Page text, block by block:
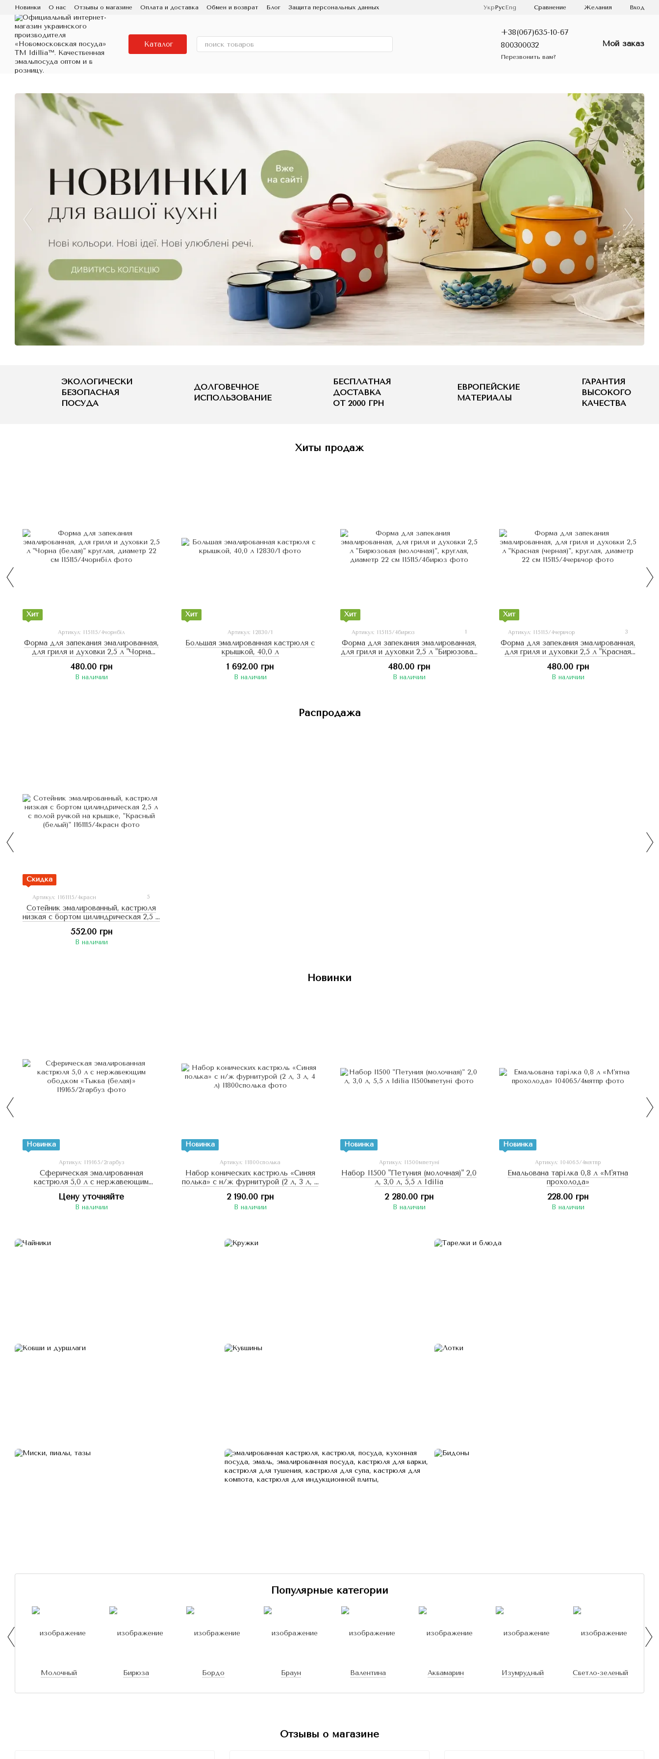
Перейти к основному контенту
Новинки О нас Отзывы о магазине Оплата и доставка Обмен и возврат Блог
Защита персональных данных
Пользовательское соглашение
Про бренд IDILIA, завод Новомосковский посуд
УкрРусEng Сравнение Желания Вход
Каталог
+38(067)635-10-67
800300032
Перезвонить вам?
Мой заказ
ЭКОЛОГИЧЕСКИ
БЕЗОПАСНАЯ
ПОСУДА
ДОЛГОВЕЧНОЕ
ИСПОЛЬЗОВАНИЕ
БЕСПЛАТНАЯ
ДОСТАВКА
ОТ 2000 ГРН
ЕВРОПЕЙСКИЕ
МАТЕРИАЛЫ
ГАРАНТИЯ
ВЫСОКОГО
КАЧЕСТВА
Хиты продаж
Хит
Артикул: I15115/4чорнбіл
Форма для запекания эмалированная,
для гриля и духовки 2,5 л "Чорна
480.00 грн
В наличии
Хит
Артикул: I2830/1
Большая эмалированная кастрюля с
крышкой, 40,0 л
1 692.00 грн
В наличии
Хит
Артикул: I15115/4бирюз 1
Форма для запекания эмалированная,
для гриля и духовки 2,5 л "Бирюзовая
480.00 грн
В наличии
Хит
Артикул: I15115/4червчор 3
Форма для запекания эмалированная,
для гриля и духовки 2,5 л "Красная
480.00 грн
В наличии
Распродажа
Скидка
Артикул: I161115/4красн 5
Сотейник эмалированный, кастрюля
низкая с бортом цилиндрическая 2,5 л
(белый)"
552.00 грн
В наличии
Новинки
Новинка
Артикул: I19165/2гарбуз
Сферическая эмалированная
кастрюля 5,0 л с нержавеющим
Цену уточняйте
В наличии
Новинка
Артикул: I1800сполька
Набор конических кастрюль «Синяя
полька» с н/ж фурнитурой (2 л, 3 л, 4
2 190.00 грн
В наличии
Новинка
Артикул: I1500мпетуні
Набор I1500 "Петуния (молочная)" 2,0
л, 3,0 л, 5,5 л Idilia
2 280.00 грн
В наличии
Новинка
Артикул: I04065/4мятпр
Емальована тарілка 0,8 л «М'ятна
прохолода»
228.00 грн
В наличии
Популярные категории
Молочный Бирюза Бордо Браун Валентина Аквамарин Изумрудный Светло-зеленый
Отзывы о магазине